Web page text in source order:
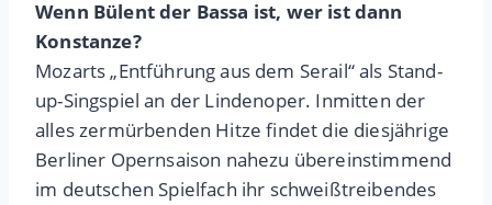
Wenn Bülent der Bassa ist, wer ist dann
Konstanze?
Mozarts „Entführung aus dem Serail“ als Stand-
up-Singspiel an der Lindenoper. Inmitten der
alles zermürbenden Hitze findet die diesjährige
Berliner Opernsaison nahezu übereinstimmend
im deutschen Spielfach ihr schweißtreibendes